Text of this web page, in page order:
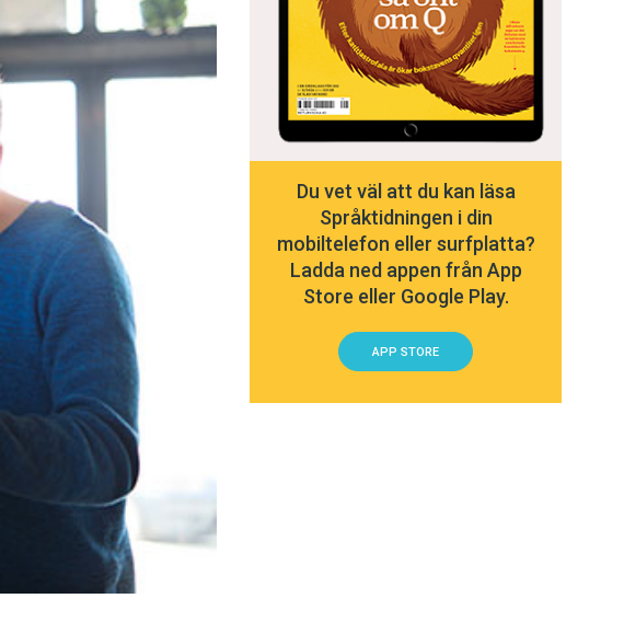
Du vet väl att du kan läsa
Språktidningen i din
mobiltelefon eller surfplatta?
Ladda ned appen från App
Store eller Google Play.
APP STORE